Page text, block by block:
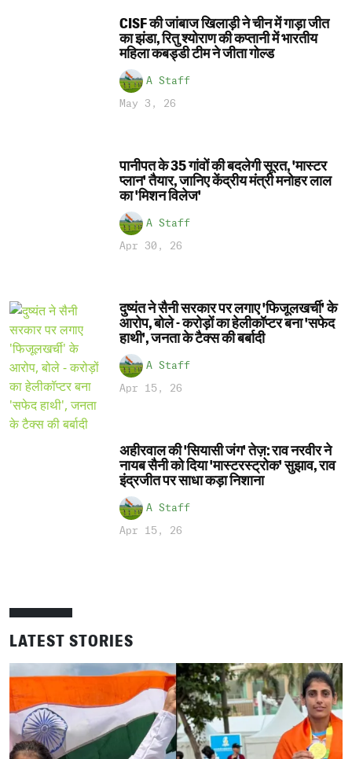
CISF की जांबाज खिलाड़ी ने चीन में गाड़ा जीत
का झंडा, रितु श्योराण की कप्तानी में भारतीय
महिला कबड्डी टीम ने जीता गोल्ड
A Staff
May 3, 26
पानीपत के 35 गांवों की बदलेगी सूरत, 'मास्टर
प्लान' तैयार, जानिए केंद्रीय मंत्री मनोहर लाल
का 'मिशन विलेज'
A Staff
Apr 30, 26
दुष्यंत ने सैनी सरकार पर लगाए 'फिजूलखर्ची' के
आरोप, बोले - करोड़ों का हेलीकॉप्टर बना 'सफेद
हाथी', जनता के टैक्स की बर्बादी
A Staff
Apr 15, 26
अहीरवाल की 'सियासी जंग' तेज़: राव नरवीर ने
नायब सैनी को दिया 'मास्टरस्ट्रोक' सुझाव, राव
इंद्रजीत पर साधा कड़ा निशाना
A Staff
Apr 15, 26
LATEST STORIES